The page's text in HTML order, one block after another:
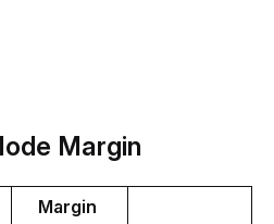
Margin
Margin